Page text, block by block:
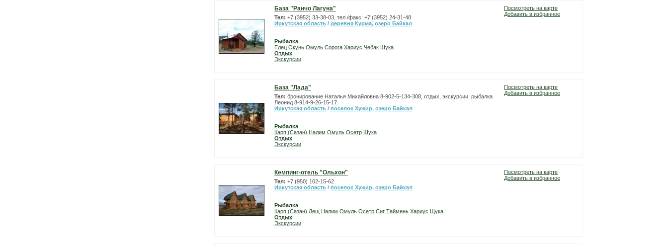
База "Ранчо Лагуна"
Тел: +7 (3952) 33-38-03, тел./факс: +7 (3952) 24-31-48
Иркутская область / деревня Курма, озеро Байкал
Рыбалка
Елец Окунь Омуль Сорога Хариус Чебак Щука
Отдых
Экскурсии
Посмотреть на карте
Добавить в избранное
База "Лада"
Тел: бронирование Наталья Михайловна 8-902-5-134-308, отдых, экскурсии, рыбалка
Леонид 8-914-9-26-15-17
Иркутская область / поселок Хужир, озеро Байкал
Рыбалка
Карп (Сазан) Налим Омуль Осетр Щука
Отдых
Экскурсии
Посмотреть на карте
Добавить в избранное
Кемпинг-отель "Ольхон"
Тел: +7 (950) 102-15-62
Иркутская область / поселок Хужир, озеро Байкал
Рыбалка
Карп (Сазан) Лещ Налим Омуль Осетр Сиг Таймень Хариус Щука
Отдых
Экскурсии
Посмотреть на карте
Добавить в избранное